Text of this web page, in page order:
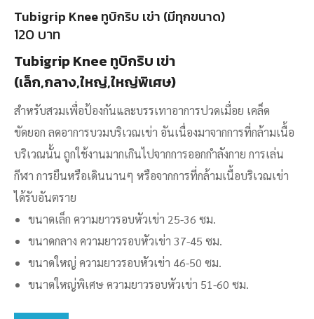
Tubigrip Knee ทูบิกริบ เข่า (มีทุกขนาด)
120 บาท
Tubigrip Knee ทูบิกริบ เข่า
(เล็ก,กลาง,ใหญ่,ใหญ่พิเศษ)
สำหรับสวมเพื่อป้องกันและบรรเทาอาการปวดเมื่อย เคล็ด
ขัดยอก ลดอาการบวมบริเวณเข่า อันเนื่องมาจากการที่กล้ามเนื้อ
บริเวณนั้น ถูกใช้งานมากเกินไปจากการออกกำลังกาย การเล่น
กีฬา การยืนหรือเดินนานๆ หรือจากการที่กล้ามเนื้อบริเวณเข่า
ได้รับอันตราย
ขนาดเล็ก ความยาวรอบหัวเข่า 25-36 ซม.
ขนาดกลาง ความยาวรอบหัวเข่า 37-45 ซม.
ขนาดใหญ่ ความยาวรอบหัวเข่า 46-50 ซม.
ขนาดใหญ่พิเศษ ความยาวรอบหัวเข่า 51-60 ซม.